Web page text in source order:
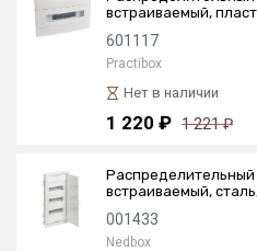
встраиваемый,
601117
Practibox
Нет в наличии
1 220 ₽ 1 221 ₽
встраиваемый,
001433
Nedbox